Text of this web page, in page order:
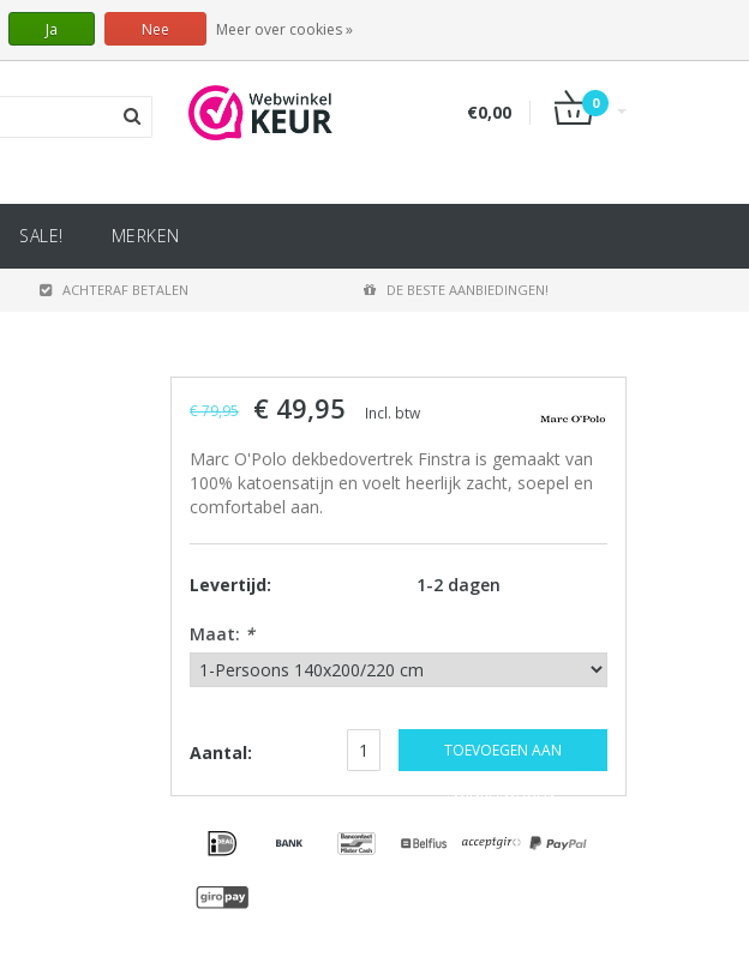
€0,00 0
SALE! MERKEN
ACHTERAF BETALEN DE BESTE AANBIEDINGEN!
€ 79,95 € 49,95 Incl. btw
Marc O'Polo dekbedovertrek Finstra is gemaakt van
100% katoensatijn en voelt heerlijk zacht, soepel en
comfortabel aan.
Levertijd: 1-2 dagen
Maat: *
Aantal: TOEVOEGEN AAN
WINKELWAGEN
Ja Nee Meer over cookies »